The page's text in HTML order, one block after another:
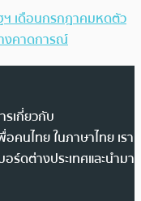
ฯ เดือนกรกฎาคมหดตัว
งคาดการณ์
รเกี่ยวกับ
คนไทย ในภาษาไทย เรา
ร์ดต่างประเทศและนำมา